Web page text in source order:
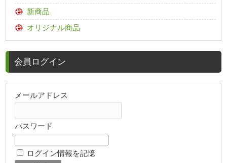
新商品
オリジナル商品
会員ログイン
メールアドレス
パスワード
ログイン情報を記憶